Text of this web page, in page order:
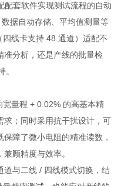
配套软件实现测试流程的自动
据自动存储、平均值测量等
线卡支持 48 通道）适配不
准分析，还是产线的批量检
。
量程 + 0.02% 的高基本精
求；同时采用抗干扰设计，可
障了微小电阻的精准读数，
顾精度与效率。
道与二线 / 四线模式切换，结